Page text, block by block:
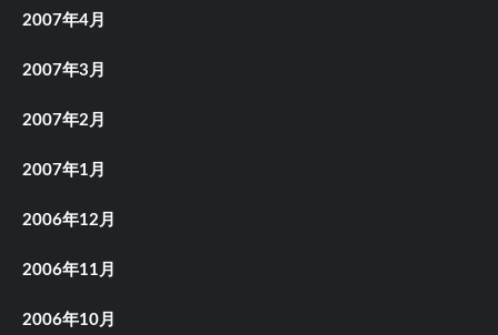
2007年4月
2007年3月
2007年2月
2007年1月
2006年12月
2006年11月
2006年10月